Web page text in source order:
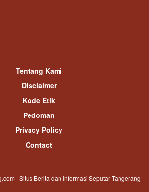
Tentang Kami
Disclaimer
Kode Etik
Pedoman
Privacy Policy
Contact
| Situs Berita dan Informasi Seputar Tangerang